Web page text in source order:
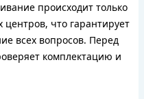
происходит только
что гарантирует
всех вопросов. Перед
комплектацию и